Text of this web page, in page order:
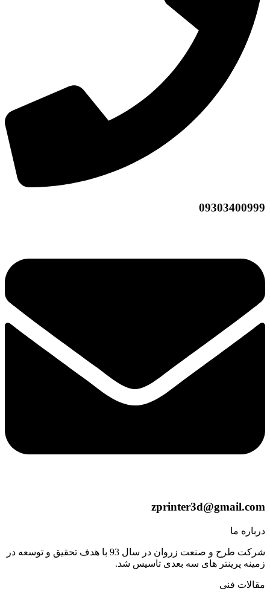
09303400999
zprinter3d@gmail.com
درباره ما
شرکت طرح و صنعت زروان در سال 93 با هدف تحقیق و توسعه در
زمینه پرینتر های سه بعدی تاسیس شد.
مقالات فنی